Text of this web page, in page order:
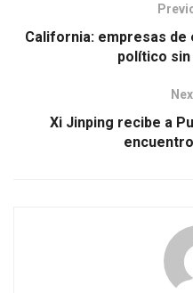
California: empresas
político
Xi Jinping recibe a